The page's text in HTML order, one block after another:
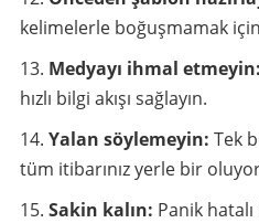
kelimelerle boğuşmamak
Medyayı ihmal etmeyin:
hızlı bilgi akışı sağlayın.
Yalan söylemeyin: Tek
tüm itibarınız yerle bir
Sakin kalın: Panik